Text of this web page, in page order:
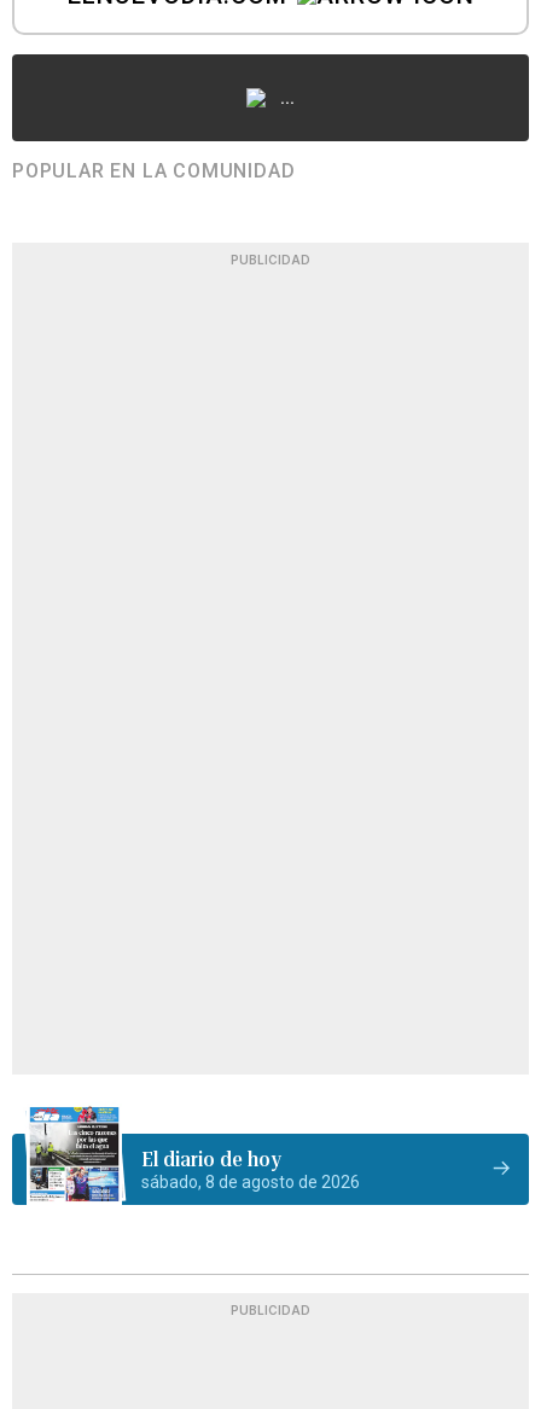
...
POPULAR EN LA COMUNIDAD
PUBLICIDAD
El diario de hoy
sábado, 8 de agosto de 2026
PUBLICIDAD